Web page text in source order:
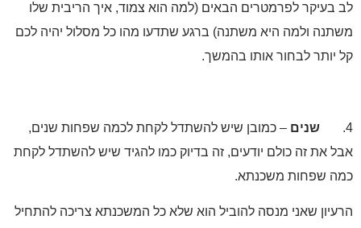
לפרמטרים הבאים (למה הוא צמוד, איך הריבית שלו
ולמה היא משתנה) ברגע שתדעו מהו כל מסלול יהיה לכם
לבחור אותו בהמשך.
שנים– כמובן שיש להשתדל לקחת לכמה שפחות שנים,
את זה כולם יודעים, זה בדיוק כמו להגיד שיש להשתדל לקחת
שפחות משכנתא.
שאני מנסה להוביל הוא שלא כל המשכנתא צריכה להתחיל